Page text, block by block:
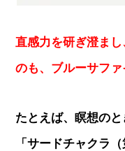
直感力を研ぎ澄ま
のも、ブルーサファ
たとえば、瞑想の
「サードチャクラ